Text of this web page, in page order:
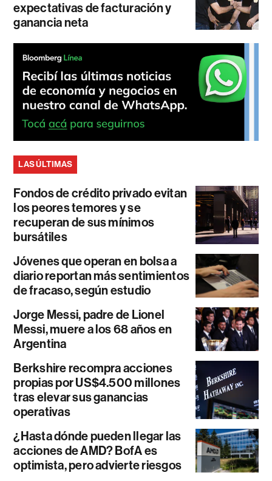
expectativas de facturación y
ganancia neta
LAS ÚLTIMAS
Fondos de crédito privado evitan
los peores temores y se
recuperan de sus mínimos
bursátiles
Jóvenes que operan en bolsa a
diario reportan más sentimientos
de fracaso, según estudio
Jorge Messi, padre de Lionel
Messi, muere a los 68 años en
Argentina
Berkshire recompra acciones
propias por US$4.500 millones
tras elevar sus ganancias
operativas
¿Hasta dónde pueden llegar las
acciones de AMD? BofA es
optimista, pero advierte riesgos